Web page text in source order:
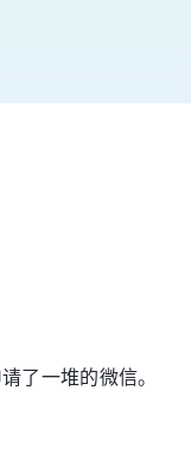
了一堆的微信。